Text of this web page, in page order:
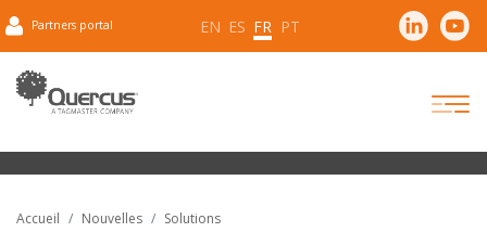
Partners portal EN ES FR PT
Accueil Nouvelles Solutions